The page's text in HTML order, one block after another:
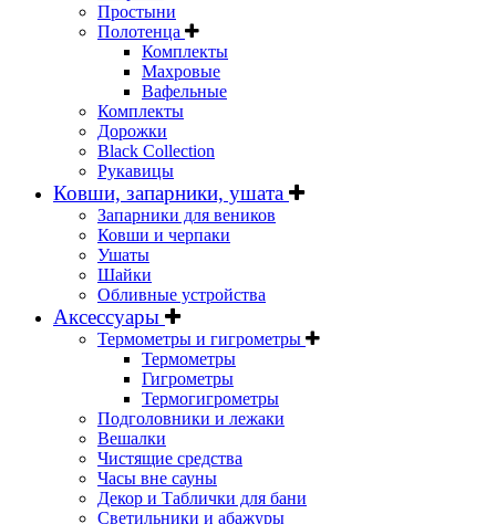
Простыни
Полотенца
Комплекты
Махровые
Вафельные
Комплекты
Дорожки
Black Collection
Рукавицы
Ковши, запарники, ушата
Запарники для веников
Ковши и черпаки
Ушаты
Шайки
Обливные устройства
Аксессуары
Термометры и гигрометры
Термометры
Гигрометры
Термогигрометры
Подголовники и лежаки
Вешалки
Чистящие средства
Часы вне сауны
Декор и Таблички для бани
Светильники и абажуры